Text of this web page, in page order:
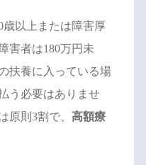
歳以上または障害厚
害者は180万円未
扶養に入っている場
う必要はありませ
原則3割で、 高額療